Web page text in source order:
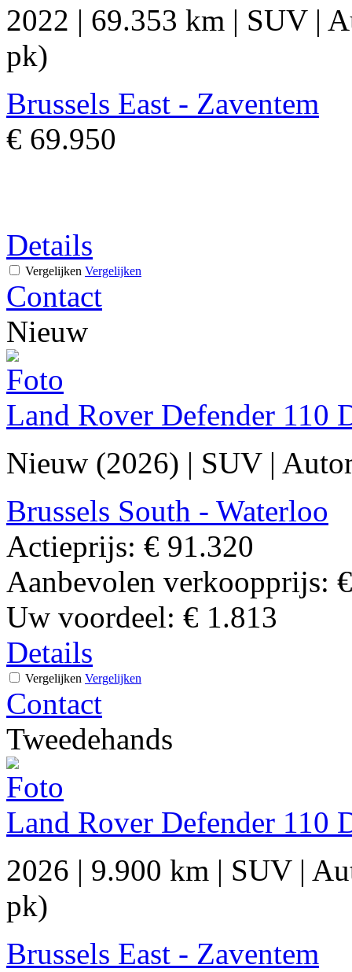
2022 | 69.353 km | SUV|
pk)
Brussels East - Zaventem
€ 69.950
Details
Vergelijken Vergelijken
Contact
Nieuw
Land Rover Defender 110
Nieuw (2026) | SUV|
Brussels South - Waterloo
Actieprijs: € 91.320
Aanbevolen verkoopprijs:
Uw voordeel: € 1.813
Details
Vergelijken Vergelijken
Contact
Tweedehands
Land Rover Defender 110
2026 | 9.900 km | SUV|
pk)
Brussels East - Zaventem